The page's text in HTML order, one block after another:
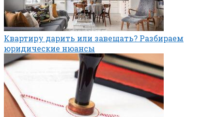
Квартиру дарить или завещать? Разбираем
юридические нюансы